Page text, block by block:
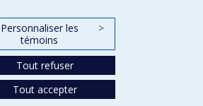
Personnaliser les
témoins
>
Tout refuser
Tout accepter